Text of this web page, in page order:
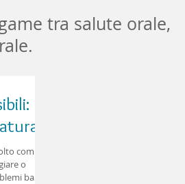
tra salute orale,
il
comuni
o
banali